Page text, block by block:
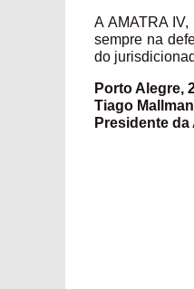
A AMATRA
sempre na
do
Porto Alegre,
Tiago
Presidente da